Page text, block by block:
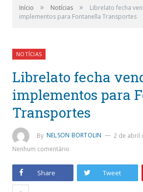
Início » Notícias »
Librelato fecha
implementos para Fontanella Transportes
NOTÍCIAS
Librelato fecha
implementos para
Transportes
By NELSON BORTOLIN
2 de abril
Nenhum comentário
Share Tweet